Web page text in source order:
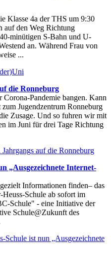
Klasse 4a der THS um 9:30
auf den Weg Richtung
minütigen S-Bahn und U-
an. Während Frau von
...
die Ronneburg
Pandemie bangen. Kann
Jugendzentrum Ronneburg
Zusage. Und so fuhren wir mit
im Juni für drei Tage Richtung
auf die Ronneburg
„Ausgezeichnete Internet-
Informationen finden– das
Schule ab sofort im
Schule" - eine Initiative der
Schule@Zukunft des
Schule ist nun „Ausgezeichnete